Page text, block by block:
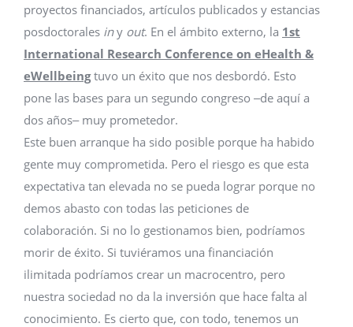
proyectos financiados, artículos publicados y estancias
posdoctorales iny out. En el ámbito externo, la 1st
International Research Conference on eHealth &
eWellbeingtuvo un éxito que nos desbordó. Esto
pone las bases para un segundo congreso ‒de aquí a
dos años‒ muy prometedor.
Este buen arranque ha sido posible porque ha habido
gente muy comprometida. Pero el riesgo es que esta
expectativa tan elevada no se pueda lograr porque no
demos abasto con todas las peticiones de
colaboración. Si no lo gestionamos bien, podríamos
morir de éxito. Si tuviéramos una financiación
ilimitada podríamos crear un macrocentro, pero
nuestra sociedad no da la inversión que hace falta al
conocimiento. Es cierto que, con todo, tenemos un